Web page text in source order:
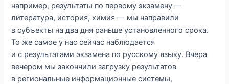
например, результаты по первому экзамену —
литература, история, химия — мы направили
в субъекты на два дня раньше установленного срока.
То же самое у нас сейчас наблюдается
и с результатами экзамена по русскому языку. Вчера
вечером мы закончили загрузку результатов
в региональные информационные системы,